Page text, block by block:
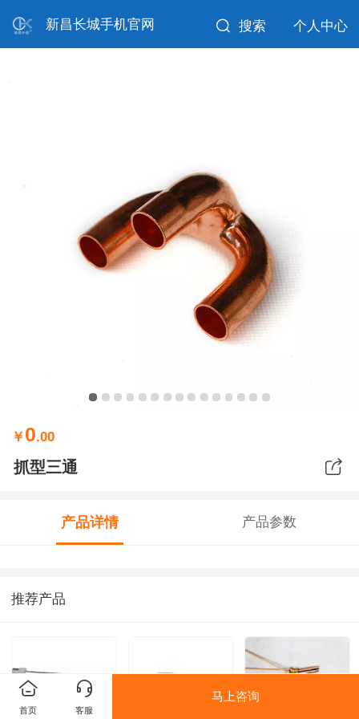
新昌长城手机官网 搜索 个人中心
￥ 0.00
抓型三通
产品详情 产品参数
推荐产品
首页 客服
马上咨询